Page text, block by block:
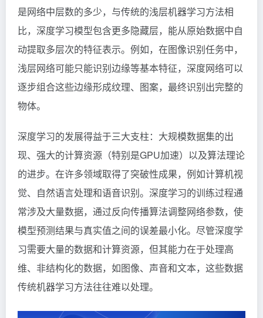
是网络中层数的多少，与传统的浅层机器学习方法相
比，深度学习模型包含更多隐藏层，能从原始数据中自
动提取多层次的特征表示。例如，在图像识别任务中，
浅层网络可能只能识别边缘等基本特征，深度网络可以
逐步组合这些边缘形成纹理、图案，最终识别出完整的
物体。
深度学习的发展得益于三大支柱：大规模数据集的出
现、强大的计算资源（特别是GPU加速）以及算法理论
的进步。在许多领域取得了突破性成果，例如计算机视
觉、自然语言处理和语音识别。深度学习的训练过程通
常涉及大量数据，通过反向传播算法调整网络参数，使
模型预测结果与真实值之间的误差最小化。尽管深度学
习需要大量的数据和计算资源，但其能力在于处理高
维、非结构化的数据，如图像、声音和文本，这些数据
传统机器学习方法往往难以处理。